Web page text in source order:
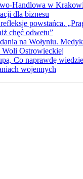
Handlowa w
dla biznesu
powstańca.
chęć odwetu”
na Wołyniu.
Ostrowieckiej
Co naprawdę
wojennych